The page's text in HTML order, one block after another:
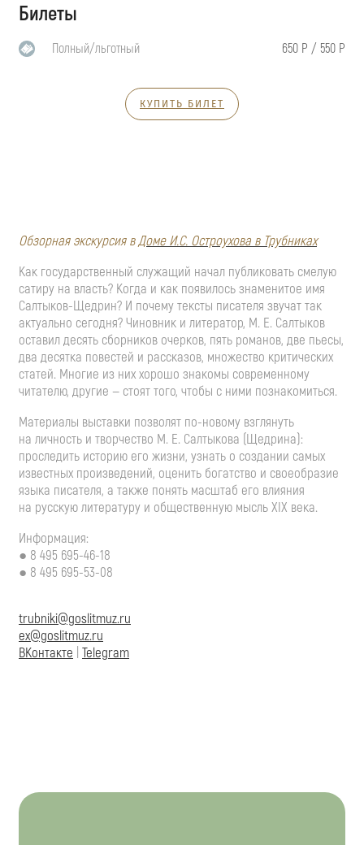
Билеты
Полный/льготный 650 Р / 550 Р
КУПИТЬ БИЛЕТ
Обзорная экскурсия вДомеИ.С. Остроухова в Трубниках
Как государственный служащий начал публиковать смелую
сатиру на власть? Когда и как появилось знаменитое имя
Салтыков-Щедрин? И почему тексты писателя звучат так
актуально сегодня? Чиновник и литератор, М. Е. Салтыков
оставил десять сборников очерков, пять романов, две пьесы,
два десятка повестей и рассказов, множество критических
статей. Многие из них хорошо знакомы современному
читателю, другие — стоят того, чтобы с ними познакомиться.
Материалы выставки позволят по-новому взглянуть
на личность и творчество М. Е. Салтыкова (Щедрина):
проследить историю его жизни, узнать о создании самых
известных произведений, оценить богатство и своеобразие
языка писателя, а также понять масштаб его влияния
на русскую литературу и общественную мысль XIX века.
Информация:
● 8 495 695-46-18
● 8 495 695-53-08
trubniki@goslitmuz.ru
ex@goslitmuz.ru
ВКонтакте Telegram